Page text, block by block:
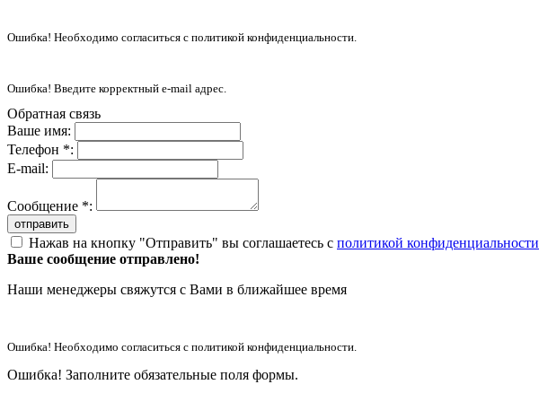
Ошибка! Необходимо согласиться с политикой конфиденциальности.
Ошибка! Введите корректный e-mail адрес.
Обратная связь
Ваше имя:
Телефон *:
E-mail:
Сообщение *:
отправить
Нажав на кнопку "Отправить" вы соглашаетесь с политикой конфиденциальности
Ваше сообщение отправлено!
Наши менеджеры свяжутся с Вами в ближайшее время
Ошибка! Необходимо согласиться с политикой конфиденциальности.
Ошибка! Заполните обязательные поля формы.